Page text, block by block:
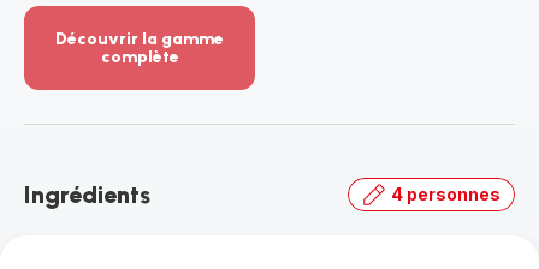
Découvrir la gamme
complète
-
gamme
Ingrédients 4 personnes